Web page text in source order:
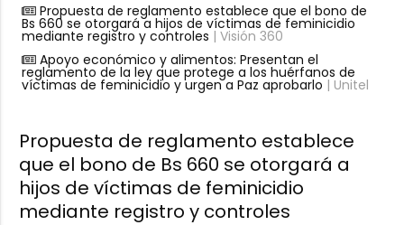
Propuesta de reglamento establece que el bono de
Bs 660 se otorgará a hijos de víctimas de feminicidio
mediante registro y controles | Visión 360
Apoyo económico y alimentos: Presentan el
reglamento de la ley que protege a los huérfanos de
víctimas de feminicidio y urgen a Paz aprobarlo | Unitel
Propuesta de reglamento establece
que el bono de Bs 660 se otorgará a
hijos de víctimas de feminicidio
mediante registro y controles